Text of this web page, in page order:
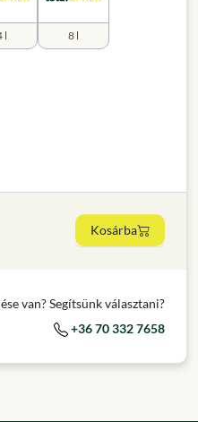
l 8 l
Kosárba
van? Segítsünk választani?
+36 70 332 7658